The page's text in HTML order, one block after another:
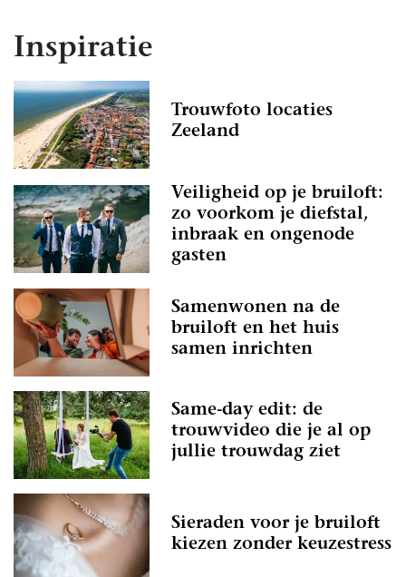
Inspiratie
Trouwfoto locaties
Zeeland
Veiligheid op je bruiloft:
zo voorkom je diefstal,
inbraak en ongenode
gasten
Samenwonen na de
bruiloft en het huis
samen inrichten
Same-day edit: de
trouwvideo die je al op
jullie trouwdag ziet
Sieraden voor je bruiloft
kiezen zonder keuzestress